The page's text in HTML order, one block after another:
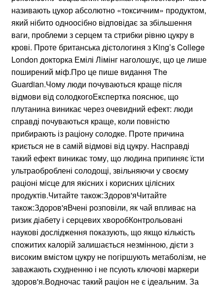
називають цукор абсолютно «токсичним» продуктом,
який нібито одноосібно відповідає за збільшення
ваги, проблеми з серцем та стрибки рівню цукру в
крові. Проте британська дієтологиня з King’s College
London докторка Емілі Лімінг наголошує, що це лише
поширений міф.Про це пише видання The
Guardian.Чому люди почуваються краще після
відмови від солодкогоЕкспертка пояснює, що
плутанина виникає через очевидний ефект: люди
справді почуваються краще, коли повністю
прибирають із раціону солодке. Проте причина
криється не в самій відмові від цукру. Насправді
такий ефект виникає тому, що людина припиняє їсти
ультраоброблені солодощі, звільняючи у своєму
раціоні місце для якісних і корисних цілісних
продуктів.Читайте також:Здоров'яЧитайте
також:Здоров'яВчені розповіли, як чай впливає на
ризик діабету і серцевих хворобКонтрольовані
наукові дослідження показують, що якщо кількість
спожитих калорій залишається незмінною, дієти з
високим вмістом цукру не погіршують метаболізм, не
заважають схудненню і не псують ключові маркери
здоров'я.Водночас такий раціон не є ідеальним. За